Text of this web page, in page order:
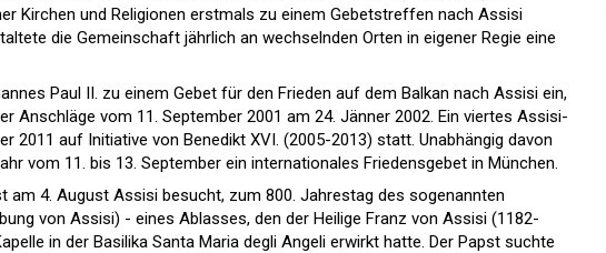
Kirchen und Religionen erstmals zu einem Gebetstreffen nach Assisi
die Gemeinschaft jährlich an wechselnden Orten in eigener Regie eine
Paul II. zu einem Gebet für den Frieden auf dem Balkan nach Assisi ein,
Anschläge vom 11. September 2001 am 24. Jänner 2002. Ein viertes Assisi-
2011 auf Initiative von Benedikt XVI. (2005-2013) statt. Unabhängig davon
vom 11. bis 13. September ein internationales Friedensgebet in München.
am 4. August Assisi besucht, zum 800. Jahrestag des sogenannten
von Assisi) - eines Ablasses, den der Heilige Franz von Assisi (1182-
in der Basilika Santa Maria degli Angeli erwirkt hatte. Der Papst suchte